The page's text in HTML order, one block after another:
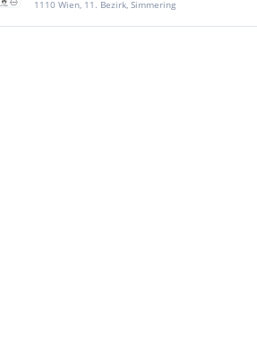
1110 Wien, 11. Bezirk, Simmering